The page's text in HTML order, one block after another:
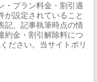
・プラン料金・割引適
が設定されていること
記、記事執筆時点の情
約金・割引解除料につ
ださい。当サイトポリ